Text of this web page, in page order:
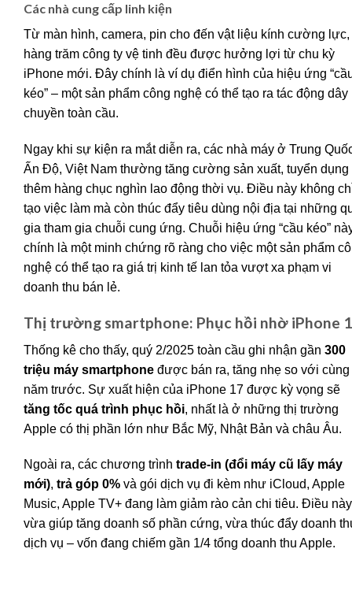
Các nhà cung cấp linh kiện
Từ màn hình, camera, pin cho đến vật liệu kính cường lực,
hàng trăm công ty vệ tinh đều được hưởng lợi từ chu kỳ
iPhone mới. Đây chính là ví dụ điển hình của hiệu ứng
kéo” – một sản phẩm công nghệ có thể tạo ra tác động dây
chuyền toàn cầu.
Ngay khi sự kiện ra mắt diễn ra, các nhà máy ở Trung
Ấn Độ, Việt Nam thường tăng cường sản xuất, tuyển dụng
thêm hàng chục nghìn lao động thời vụ. Điều này không
tạo việc làm mà còn thúc đẩy tiêu dùng nội địa tại những
gia tham gia chuỗi cung ứng. Chuỗi hiệu ứng “cầu kéo”
chính là một minh chứng rõ ràng cho việc một sản phẩm
nghệ có thể tạo ra giá trị kinh tế lan tỏa vượt xa phạm vi
doanh thu bán lẻ.
Thị trường smartphone: Phục hồi nhờ iPhone
Thống kê cho thấy, quý 2/2025 toàn cầu ghi nhận gần 300
triệu máy smartphone được bán ra, tăng nhẹ so với cùng
năm trước. Sự xuất hiện của iPhone 17 được kỳ vọng sẽ
tăng tốc quá trình phục hồi, nhất là ở những thị trường
Apple có thị phần lớn như Bắc Mỹ, Nhật Bản và châu Âu.
Ngoài ra, các chương trình trade-in (đổi máy cũ lấy máy
mới), trả góp 0% và gói dịch vụ đi kèm như iCloud, Apple
Music, Apple TV+ đang làm giảm rào cản chi tiêu. Điều này
vừa giúp tăng doanh số phần cứng, vừa thúc đẩy doanh
dịch vụ – vốn đang chiếm gần 1/4 tổng doanh thu Apple.